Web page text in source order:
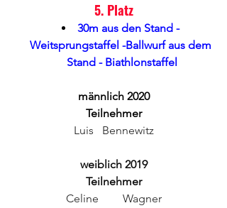
5. Platz
30m aus den Stand -
Weitsprungstaffel -Ballwurf aus dem
Stand - Biathlonstaffel
männlich 2020
Teilnehmer
Luis	Bennewitz
weiblich 2019
Teilnehmer
Celine	Wagner